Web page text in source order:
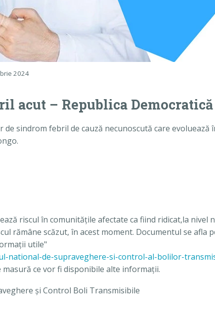
2024
acut – Republica Democratică
sindrom febril de cauză necunoscută care evoluează
riscul în comunităţile afectate ca fiind ridicat,la nivel
rămâne scăzut, în acest moment. Documentul se afla
utile"
national-de-supraveghere-si-control-al-bolilor-
masură ce vor fi disponibile alte informaţii.
și Control Boli Transmisibile